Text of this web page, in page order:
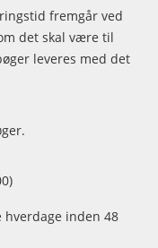
fremgår ved
det skal være til
leveres med det
hverdage inden 48